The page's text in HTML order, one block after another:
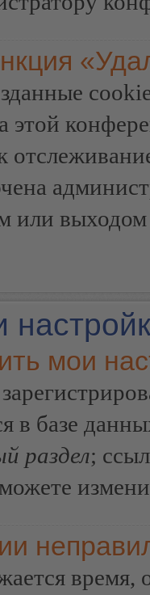
этой
или
мои
в базе
раздел;
время,